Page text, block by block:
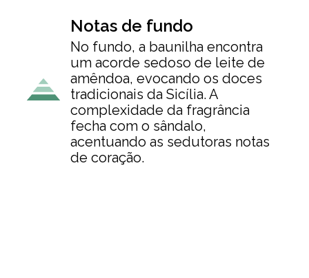
Notas de fundo
No fundo, a baunilha encontra
um acorde sedoso de leite de
amêndoa, evocando os doces
tradicionais da Sicília. A
complexidade da fragrância
fecha com o sândalo,
acentuando as sedutoras notas
de coração.